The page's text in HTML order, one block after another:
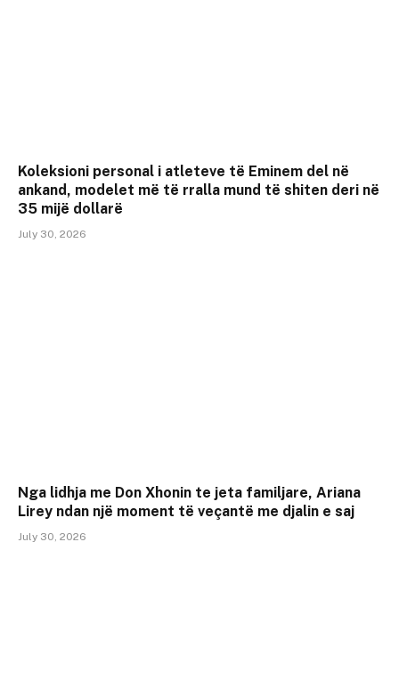
Koleksioni personal i atleteve të Eminem del në
ankand, modelet më të rralla mund të shiten deri në
35 mijë dollarë
July 30, 2026
Nga lidhja me Don Xhonin te jeta familjare, Ariana
Lirey ndan një moment të veçantë me djalin e saj
July 30, 2026